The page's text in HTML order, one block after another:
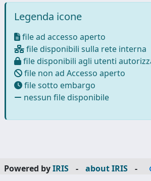
Legenda icone
file ad accesso aperto
file disponibili sulla rete interna
file disponibili agli utenti
file non ad Accesso aperto
file sotto embargo
nessun file disponibile
Powered byIRIS - about IRIS
-